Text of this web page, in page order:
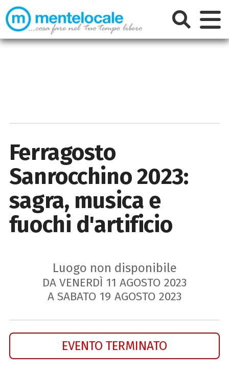
Ferragosto
Sanrocchino 2023:
sagra, musica e
fuochi d'artificio
Luogo non disponibile
DA VENERDÌ 11 AGOSTO 2023
A SABATO 19 AGOSTO 2023
EVENTO TERMINATO